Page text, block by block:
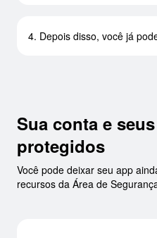
4. Depois disso, você já
Sua conta e seus dados
protegidos
Você pode deixar seu app ainda mais seguro ao utilizar os
recursos da Área de